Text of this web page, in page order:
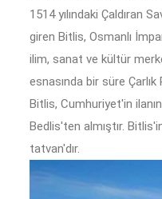
1514 yılındaki Çaldıran
giren Bitlis, Osmanlı
ilim, sanat ve kültür
esnasında bir süre Çarlık
Bitlis, Cumhuriyet'in
Bedlis'ten almıştır.
tatvan'dır.